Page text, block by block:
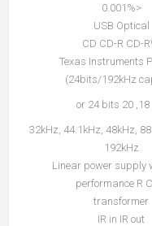
<0.001%
USB Optical
CD CD-R CD-
Texas Instruments
(24bits/192kHz
32kHz, 44.1kHz, 48kHz,
192kHz
Linear power supply
performance R
transformer
IR in IR out